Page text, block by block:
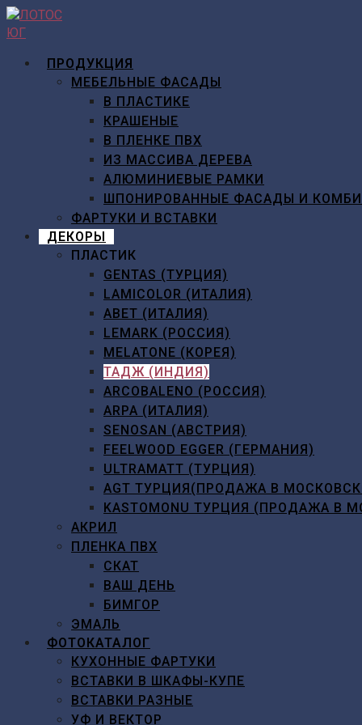
Перейти
к
ПРОДУКЦИЯ
МЕБЕЛЬНЫЕ ФАСАДЫ
В ПЛАСТИКЕ
КРАШЕНЫЕ
В ПЛЕНКЕ ПВХ
ИЗ МАССИВА ДЕРЕВА
АЛЮМИНИЕВЫЕ РАМКИ
ШПОНИРОВАННЫЕ ФАСАДЫ И
ФАРТУКИ И ВСТАВКИ
ДЕКОРЫ
ПЛАСТИК
GENTAS (ТУРЦИЯ)
LAMICOLOR (ИТАЛИЯ)
ABET (ИТАЛИЯ)
LEMARK (РОССИЯ)
MELATONE (КОРЕЯ)
ТАДЖ (ИНДИЯ)
ARCOBALENO (РОССИЯ)
ARPA (ИТАЛИЯ)
SENOSAN (АВСТРИЯ)
FEELWOOD EGGER (ГЕРМАНИЯ)
ULTRAMATT (ТУРЦИЯ)
AGT ТУРЦИЯ(ПРОДАЖА В
KASTOMONU ТУРЦИЯ (ПРОДАЖА В
АКРИЛ
ПЛЕНКА ПВХ
СКАТ
ВАШ ДЕНЬ
БИМГОР
ЭМАЛЬ
ФОТОКАТАЛОГ
КУХОННЫЕ ФАРТУКИ
ВСТАВКИ В ШКАФЫ-КУПЕ
ВСТАВКИ РАЗНЫЕ
УФ И ВЕКТОР